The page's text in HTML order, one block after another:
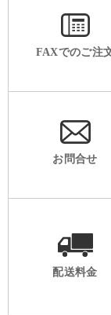
FAXでのご注
お問合せ
配送料金